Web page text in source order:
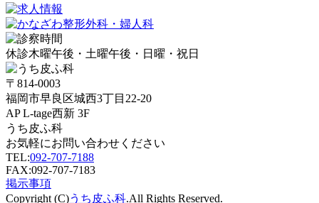
休診木曜午後・土曜午後・日曜・祝日
〒814-0003
福岡市早良区城西3丁目22-20
AP L-tage西新 3F
うち皮ふ科
お気軽にお問い合わせください
TEL:092-707-7188
FAX:092-707-7183
掲示事項
Copyright (C)うち皮ふ科.All Rights Reserved.